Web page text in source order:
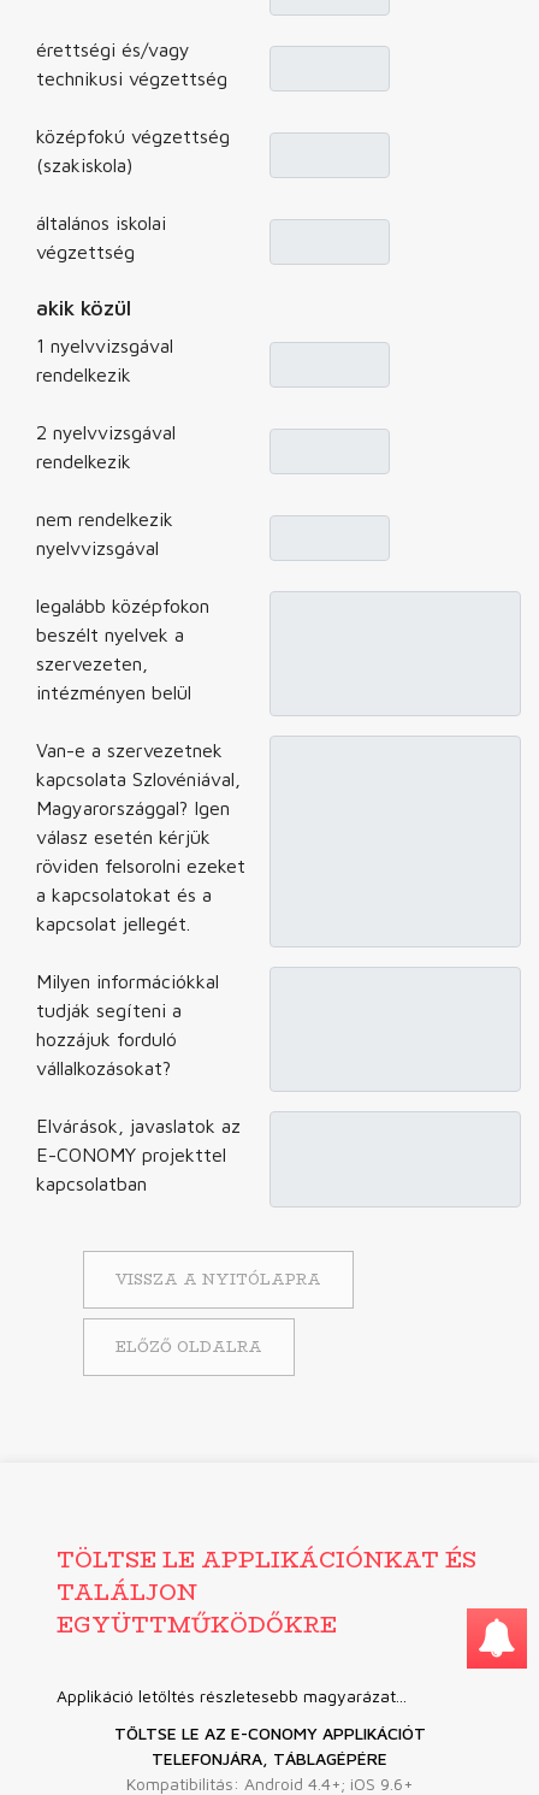
érettségi és/vagy
technikusi végzettség
középfokú végzettség
(szakiskola)
általános iskolai
végzettség
akik közül
1 nyelvvizsgával
rendelkezik
2 nyelvvizsgával
rendelkezik
nem rendelkezik
nyelvvizsgával
legalább középfokon
beszélt nyelvek a
szervezeten,
intézményen belül
Van-e a szervezetnek
kapcsolata Szlovéniával,
Magyarországgal? Igen
válasz esetén kérjük
röviden felsorolni ezeket
a kapcsolatokat és a
kapcsolat jellegét.
Milyen információkkal
tudják segíteni a
hozzájuk forduló
vállalkozásokat?
Elvárások, javaslatok az
E-CONOMY projekttel
kapcsolatban
VISSZA A NYITÓLAPRA
ELŐZŐ OLDALRA
TÖLTSE LE APPLIKÁCIÓNKAT ÉS
TALÁLJON
EGYÜTTMŰKÖDŐKRE
Applikáció letöltés részletesebb magyarázat...
TÖLTSE LE AZ E-CONOMY APPLIKÁCIÓT
TELEFONJÁRA, TÁBLAGÉPÉRE
Kompatibilitás: Android 4.4+; iOS 9.6+